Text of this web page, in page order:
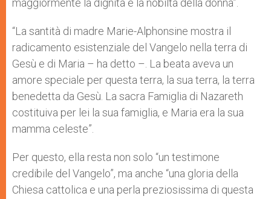
maggiormente la dignità e la nobiltà della donna”.
“La santità di madre Marie-Alphonsine mostra il
radicamento esistenziale del Vangelo nella terra di
Gesù e di Maria – ha detto –. La beata aveva un
amore speciale per questa terra, la sua terra, la terra
benedetta da Gesù. La sacra Famiglia di Nazareth
costituiva per lei la sua famiglia, e Maria era la sua
mamma celeste”.
Per questo, ella resta non solo “un testimone
credibile del Vangelo”, ma anche “una gloria della
Chiesa cattolica e una perla preziosissima di questa